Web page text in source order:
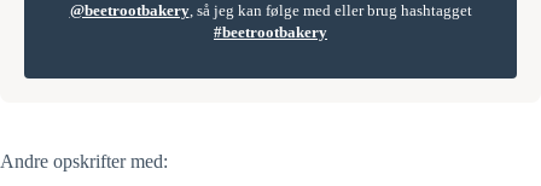
@beetrootbakery, så jeg kan følge med eller brug hashtagget
#beetrootbakery
Andre opskrifter med: